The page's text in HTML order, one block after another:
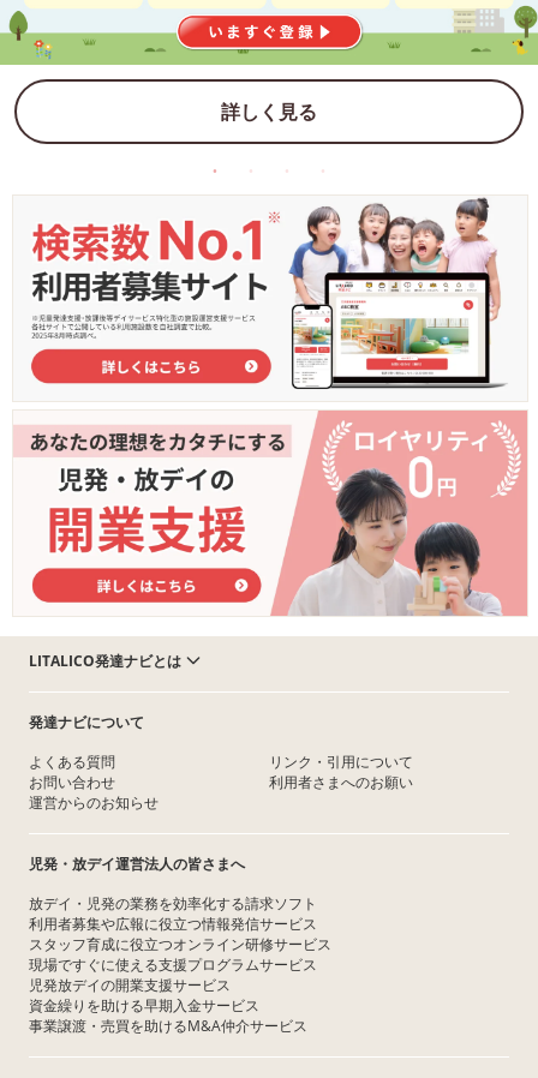
詳しく見る
LITALICO発達ナビとは
発達ナビについて
よくある質問
お問い合わせ
運営からのお知らせ
リンク・引用について
利用者さまへのお願い
児発・放デイ運営法人の皆さまへ
放デイ・児発の業務を効率化する請求ソフト
利用者募集や広報に役立つ情報発信サービス
スタッフ育成に役立つオンライン研修サービス
現場ですぐに使える支援プログラムサービス
児発放デイの開業支援サービス
資金繰りを助ける早期入金サービス
事業譲渡・売買を助けるM&A仲介サービス